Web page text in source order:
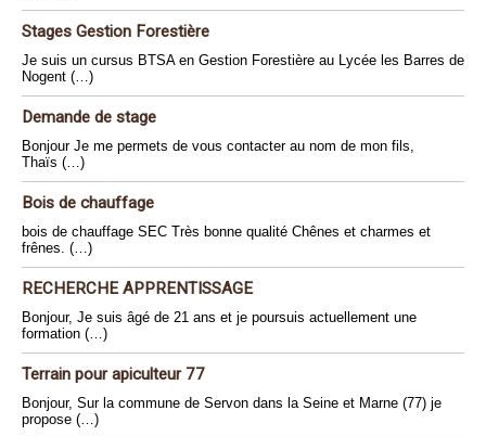
Stages Gestion Forestière
Je suis un cursus BTSA en Gestion Forestière au Lycée les Barres de
Nogent (…)
Demande de stage
Bonjour Je me permets de vous contacter au nom de mon fils,
Thaïs (…)
Bois de chauffage
bois de chauffage SEC Très bonne qualité Chênes et charmes et
frênes. (…)
RECHERCHE APPRENTISSAGE
Bonjour, Je suis âgé de 21 ans et je poursuis actuellement une
formation (…)
Terrain pour apiculteur 77
Bonjour, Sur la commune de Servon dans la Seine et Marne (77) je
propose (…)